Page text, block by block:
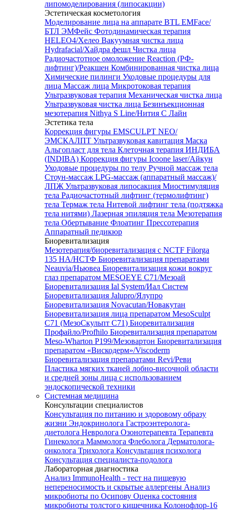
липомоделирования (липосакции)
Эстетическая косметология
Моделирование лица на аппарате BTL EMFace/
БТЛ ЭМФейс Фотодинамическая терапия
HELEO4/Хелео Вакуумная чистка лица
Hydrafacial/Хайдра фешл Чистка лица
Радиочастотное омоложение Reaction (РФ-
лифтинг)/Реакшен Комбинированная чистка лица
Химические пилинги Уходовые процедуры для
лица Массаж лица Микротоковая терапия
Ультразвуковая терапия Механическая чистка лица
Ультразвуковая чистка лица Безинъекционная
мезотерапия Nithya S Line/Нития С Лайн
Эстетика тела
Коррекция фигуры EMSCULPT NEO/
ЭМСКАЛПТ Ультразвуковая кавитация Маска
Альгопласт для тела Клеточная терапия ИНДИБА
(INDIBA) Коррекция фигуры Icoone laser/Айкун
Уходовые процедуры по телу Ручной массаж тела
Стоун-массаж LPG-массаж (аппаратный массаж)/
ЛПЖ Ультразвуковая липосакция Миостимуляция
тела Радиочастотный лифтинг (термолифтинг)
тела Термаж тела Нитевой лифтинг тела (подтяжка
тела нитями) Лазерная эпиляция тела Мезотерапия
тела Обертывание Флоатинг Прессотерапия
Аппаратный педикюр
Биоревитализация
Мезотерапия/биоревитализация с NCTF Filorga
135 HA/НСТФ Биоревитализация препаратами
Neauvia/Ньювеа Биоревитализация кожи вокруг
глаз препаратом MESOEYE C71/Мезоай
Биоревитализация Ial System/Иал Систем
Биоревитализация Jalupro/Ялупро
Биоревитализация Novacutan/Новакутан
Биоревитализация лица препаратом MesoSculpt
C71 (МезоСкульпт С71) Биоревитализация
Профайло/Profhilo Биоревитализация препаратом
Meso-Wharton P199/Мезовартон Биоревитализация
препаратом «Вискодерм»/Viscoderm
Биоревитализация препаратами Revi/Реви
Пластика мягких тканей лобно-височной области
и средней зоны лица с использованием
эндоскопической техники
Системная медицина
Консультации специалистов
Консультация по питанию и здоровому образу
жизни Эндокринолога Гастроэнтеролога-
диетолога Невролога Озонотерапевта Терапевта
Гинеколога Маммолога Флеболога Дерматолога-
онколога Трихолога Консультация психолога
Консультация специалиста-подолога
Лабораторная диагностика
Анализ ImmunoHealth - тест на пищевую
непереносимость и скрытые аллергены Анализ
микробиоты по Осипову Оценка состояния
микробиоты толстого кишечника Колонофлор-16